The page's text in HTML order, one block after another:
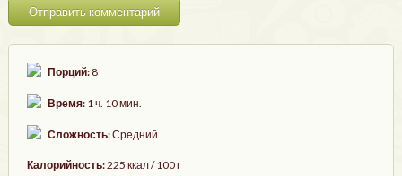
Порций:8
Время:1 ч. 10 мин.
Сложность:Средний
Калорийность:225 ккал / 100 г